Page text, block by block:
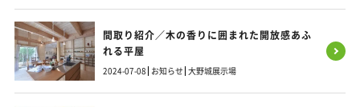
間取り紹介／木の香りに囲まれた開放感あふ
れる平屋
2024-07-08 お知らせ 大野城展示場